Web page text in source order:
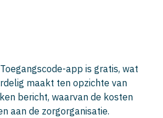
app is gratis, wat
maakt ten opzichte van
bericht, waarvan de kosten
aan de zorgorganisatie.